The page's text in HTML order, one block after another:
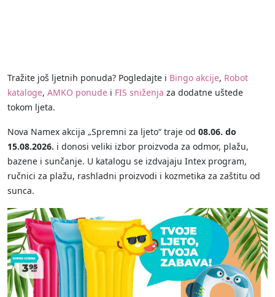
Tražite još ljetnih ponuda? Pogledajte i Bingo akcije, Robot
kataloge, AMKO ponude i FIS sniženja za dodatne uštede
tokom ljeta.
Nova Namex akcija „Spremni za ljeto“ traje od 08.06. do
15.08.2026. i donosi veliki izbor proizvoda za odmor, plažu,
bazene i sunčanje. U katalogu se izdvajaju Intex program,
ručnici za plažu, rashladni proizvodi i kozmetika za zaštitu od
sunca.